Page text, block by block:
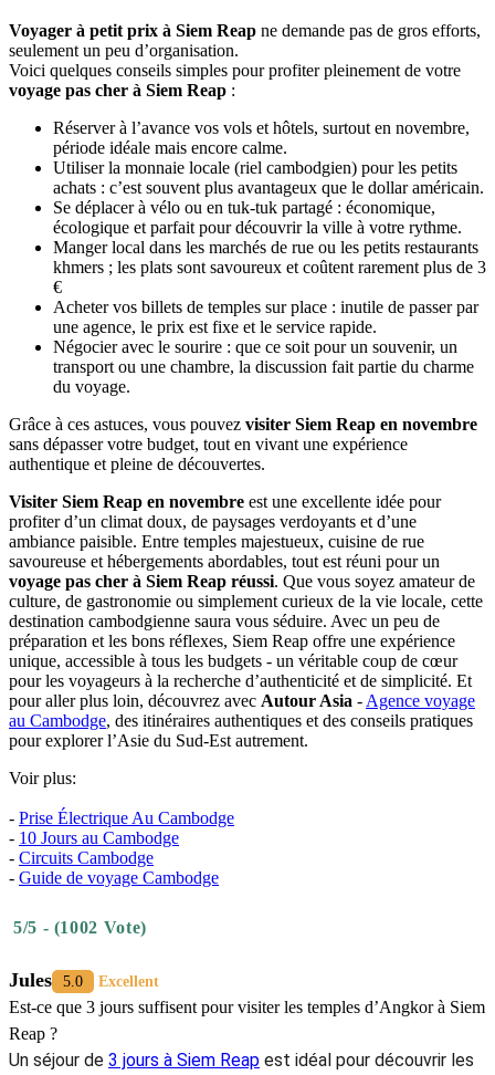
Voyager à petit prix à Siem Reap ne demande pas de gros efforts,
seulement un peu d’organisation.
Voici quelques conseils simples pour profiter pleinement de votre
voyage pas cher à Siem Reap :
Réserver à l’avance vos vols et hôtels, surtout en novembre,
période idéale mais encore calme.
Utiliser la monnaie locale (riel cambodgien) pour les petits
achats : c’est souvent plus avantageux que le dollar américain.
Se déplacer à vélo ou en tuk-tuk partagé : économique,
écologique et parfait pour découvrir la ville à votre rythme.
Manger local dans les marchés de rue ou les petits restaurants
khmers ; les plats sont savoureux et coûtent rarement plus de 3
€
Acheter vos billets de temples sur place : inutile de passer par
une agence, le prix est fixe et le service rapide.
Négocier avec le sourire : que ce soit pour un souvenir, un
transport ou une chambre, la discussion fait partie du charme
du voyage.
Grâce à ces astuces, vous pouvez visiter Siem Reap en novembre
sans dépasser votre budget, tout en vivant une expérience
authentique et pleine de découvertes.
Visiter Siem Reap en novembre est une excellente idée pour
profiter d’un climat doux, de paysages verdoyants et d’une
ambiance paisible. Entre temples majestueux, cuisine de rue
savoureuse et hébergements abordables, tout est réuni pour un
voyage pas cher à Siem Reap réussi. Que vous soyez amateur de
culture, de gastronomie ou simplement curieux de la vie locale, cette
destination cambodgienne saura vous séduire. Avec un peu de
préparation et les bons réflexes, Siem Reap offre une expérience
unique, accessible à tous les budgets - un véritable coup de cœur
pour les voyageurs à la recherche d’authenticité et de simplicité. Et
pour aller plus loin, découvrez avec Autour Asia - Agence voyage
au Cambodge, des itinéraires authentiques et des conseils pratiques
pour explorer l’Asie du Sud-Est autrement.
Voir plus:
- Prise Électrique Au Cambodge
- 10 Jours au Cambodge
- Circuits Cambodge
- Guide de voyage Cambodge
5/5 - (1002 Vote)
Jules 5.0 Excellent
Est-ce que 3 jours suffisent pour visiter les temples d’Angkor à Siem
Reap ?
Un séjour de 3 jours à Siem Reap est idéal pour découvrir les